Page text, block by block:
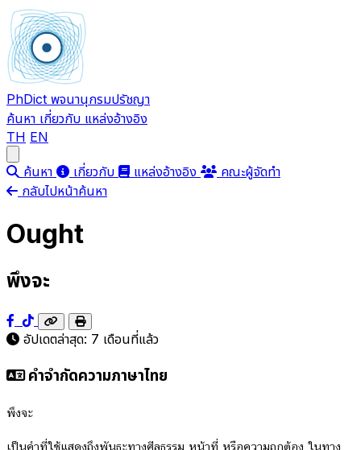
PhDict พจนานุกรมปรัชญา
ค้นหา เกี่ยวกับ แหล่งอ้างอิง
TH EN
ค้นหา เกี่ยวกับ แหล่งอ้างอิง
คณะผู้จัดทำ
กลับไปหน้าค้นหา
Ought
พึงจะ
อัปเดตล่าสุด: 7 เดือนที่แล้ว
คำจำกัดความภาษาไทย
พึงจะ